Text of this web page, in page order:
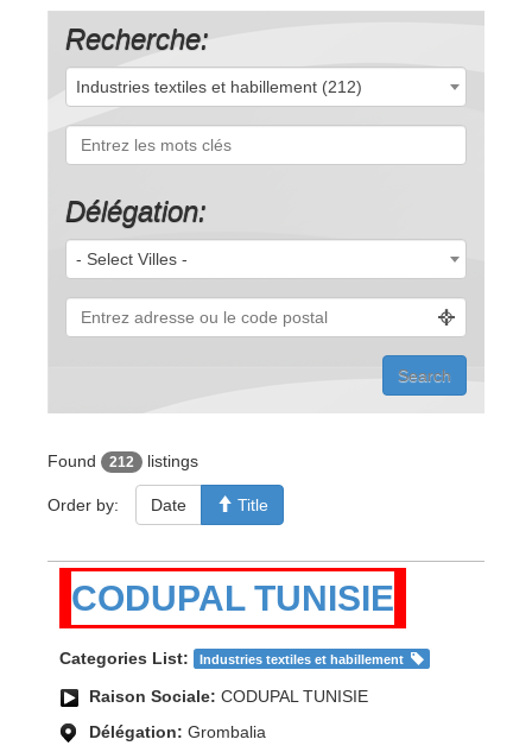
Recherche:
Industries textiles et habillement (212)
Délégation:
- Select Villes -
Found 212 listings
Order by: Date Title
CODUPAL TUNISIE
Categories List: Industries textiles et habillement
Raison Sociale: CODUPAL TUNISIE
Délégation: Grombalia